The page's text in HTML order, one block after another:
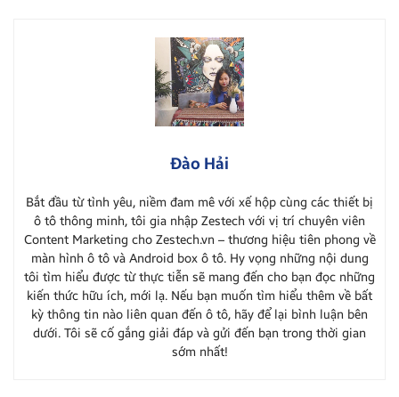
Đào Hải
Bắt đầu từ tình yêu, niềm đam mê với xế hộp cùng các thiết bị
ô tô thông minh, tôi gia nhập Zestech với vị trí chuyên viên
Content Marketing cho Zestech.vn – thương hiệu tiên phong về
màn hình ô tô và Android box ô tô. Hy vọng những nội dung
tôi tìm hiểu được từ thực tiễn sẽ mang đến cho bạn đọc những
kiến thức hữu ích, mới lạ. Nếu bạn muốn tìm hiểu thêm về bất
kỳ thông tin nào liên quan đến ô tô, hãy để lại bình luận bên
dưới. Tôi sẽ cố gắng giải đáp và gửi đến bạn trong thời gian
sớm nhất!